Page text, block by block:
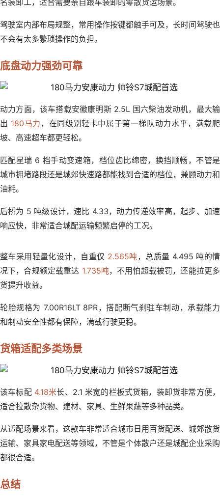
名装卸工，适合需要亲自跟车装卸的零散货运场景。
驾驶室内部布局规整，常用操作按键都触手可及，长时间驾驶也
不会有太多繁琐操作的负担。
底盘动力强劲可靠
动力方面，该车搭载安徽康明斯 2.5L 国六柴油发动机，最大输
出 180马力 ，在同级别轻卡中属于第一梯队动力水平，满载爬
坡、高速超车都更轻松。
匹配星瑞 6 档手动变速箱，档位齿比绵密，换挡顺畅，不管是
城市拥堵路段还是城郊快速路都能找到合适的档位，兼顾动力和
油耗。
后桥为 5 吨级设计，速比 4.33，动力传递效率高，起步、加速
响应快，非常适合城配运输频繁启停的工况。
整车采用轻量化设计，自重仅 2.565吨，总质量 4.495 吨的情
况下，合规额定载重达 1.735吨，不用怕超载被罚，还能拉更多
货提升收益。
轮胎规格为 7.00R16LT 8PR，搭配断气刹驻车制动，承载能力
和制动安全性都有保障，满载行驶更稳。
货箱适配多类场景
该车标配 4.18米长、2.1 米宽的栏板式货箱，装卸货非常方便，
适合拉散杂货物、建材、家具、生鲜果蔬等多种品类。
从适配场景来看，这款车非常适合城市日用百货配送、城郊散货
运输、家具家电配送等领域，不管是个体散户还是城配企业采购
都很合适。
总结